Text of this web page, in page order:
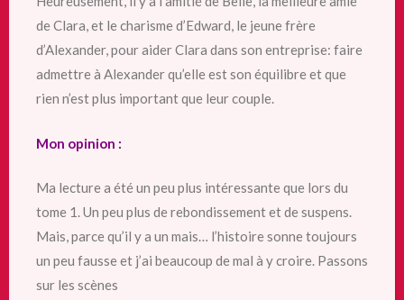
de Clara, et le charisme d’Edward, le jeune frère
d’Alexander, pour aider Clara dans son entreprise: faire
admettre à Alexander qu’elle est son équilibre et que
rien n’est plus important que leur couple.
Mon opinion :
Ma lecture a été un peu plus intéressante que lors du
tome 1. Un peu plus de rebondissement et de suspens.
Mais, parce qu’il y a un mais… l’histoire sonne toujours
un peu fausse et j’ai beaucoup de mal à y croire. Passons
sur les scènes